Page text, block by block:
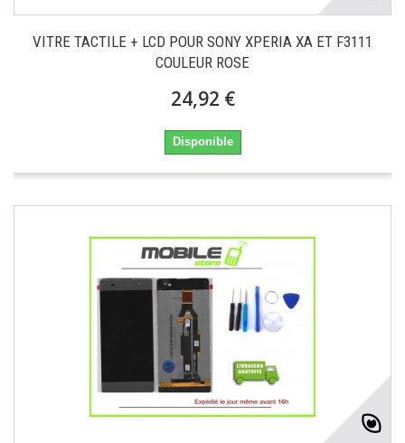
VITRE TACTILE + LCD POUR SONY XPERIA XA ET F3111
COULEUR ROSE
24,92 €
Disponible